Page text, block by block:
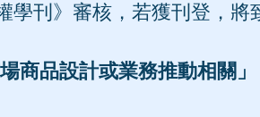
刊》審核，若獲刊登，將
商品設計或業務推動相關